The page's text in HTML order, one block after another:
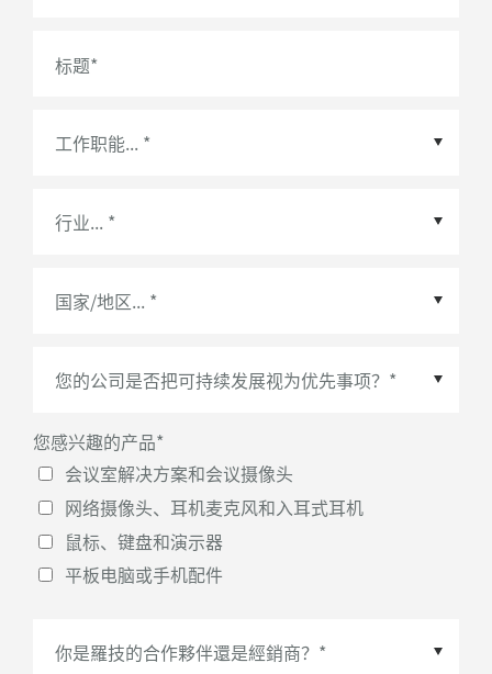
标题*
国家/地区*
您感兴趣的产品*
会议室解决方案和会议摄像头
网络摄像头、耳机麦克风和入耳式耳机
鼠标、键盘和演示器
平板电脑或手机配件